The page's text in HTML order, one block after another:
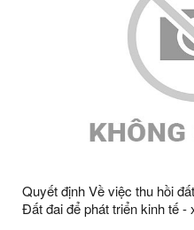
Quyết định Về việc thu hồi
Đất đai để phát triển kinh tế